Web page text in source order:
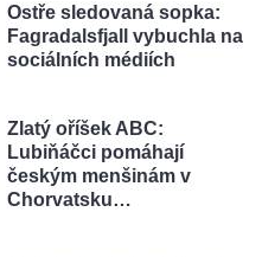
Ostře sledovaná sopka:
Fagradalsfjall vybuchla na
sociálních médiích
Zlatý oříšek ABC:
Lubiňáčci pomáhají
českým menšinám v
Chorvatsku…